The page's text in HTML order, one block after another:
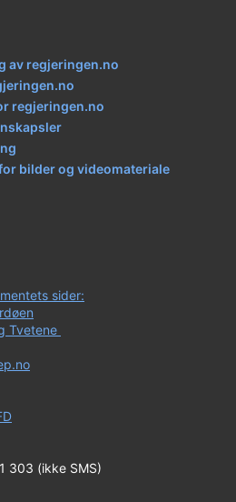
av regjeringen.no
regjeringen.no
bilder og videomateriale
sider:
Tvetene
303 (ikke SMS)